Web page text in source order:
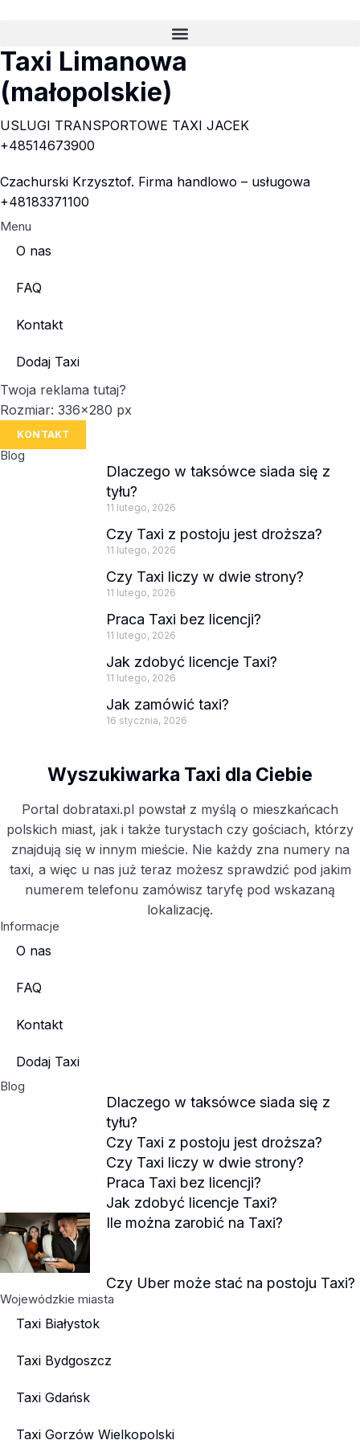
Taxi Limanowa
(małopolskie)
USLUGI TRANSPORTOWE TAXI JACEK
+48514673900
Czachurski Krzysztof. Firma handlowo – usługowa
+48183371100
Menu
O nas
FAQ
Kontakt
Dodaj Taxi
Twoja reklama tutaj?
Rozmiar: 336x280 px
KONTAKT
Blog
Dlaczego w taksówce siada się z
tyłu?
11 lutego, 2026
Czy Taxi z postoju jest droższa?
11 lutego, 2026
Czy Taxi liczy w dwie strony?
11 lutego, 2026
Praca Taxi bez licencji?
11 lutego, 2026
Jak zdobyć licencje Taxi?
11 lutego, 2026
Jak zamówić taxi?
16 stycznia, 2026
Wyszukiwarka Taxi dla Ciebie
Portal dobrataxi.pl powstał z myślą o mieszkańcach
polskich miast, jak i także turystach czy gościach, którzy
znajdują się w innym mieście. Nie każdy zna numery na
taxi, a więc u nas już teraz możesz sprawdzić pod jakim
numerem telefonu zamówisz taryfę pod wskazaną
lokalizację.
Informacje
O nas
FAQ
Kontakt
Dodaj Taxi
Blog
Dlaczego w taksówce siada się z
tyłu?
Czy Taxi z postoju jest droższa?
Czy Taxi liczy w dwie strony?
Praca Taxi bez licencji?
Jak zdobyć licencje Taxi?
Ile można zarobić na Taxi?
Czy Uber może stać na postoju Taxi?
Wojewódzkie miasta
Taxi Białystok
Taxi Bydgoszcz
Taxi Gdańsk
Taxi Gorzów Wielkopolski